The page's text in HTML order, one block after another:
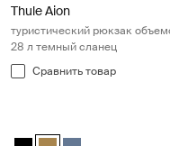
Thule Aion
туристический рюкзак
28 л темный сланец
Сравнить товар
Thule Aion travel backpack
Thule Aion travel
Thule Aion travel